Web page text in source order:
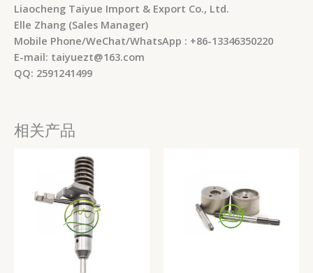
Liaocheng Taiyue Import & Export Co., Ltd.
Elle Zhang (Sales Manager)
Mobile Phone/WeChat/WhatsApp : +86-13346350220
E-mail: taiyuezt@163.com
QQ: 2591241499
相关产品